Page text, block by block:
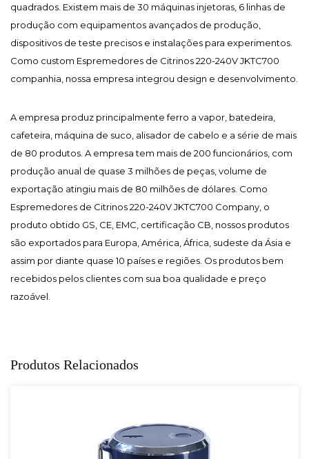
quadrados. Existem mais de 30 máquinas injetoras, 6 linhas de
produção com equipamentos avançados de produção,
dispositivos de teste precisos e instalações para experimentos.
Como custom Espremedores de Citrinos 220-240V JKTC700
companhia , nossa empresa integrou design e desenvolvimento.
A empresa produz principalmente ferro a vapor, batedeira,
cafeteira, máquina de suco, alisador de cabelo e a série de mais
de 80 produtos. A empresa tem mais de 200 funcionários, com
produção anual de quase 3 milhões de peças, volume de
exportação atingiu mais de 80 milhões de dólares. Como
Espremedores de Citrinos 220-240V JKTC700 Company , o
produto obtido GS, CE, EMC, certificação CB, nossos produtos
são exportados para Europa, América, África, sudeste da Ásia e
assim por diante quase 10 países e regiões. Os produtos bem
recebidos pelos clientes com sua boa qualidade e preço
razoável.
Produtos Relacionados